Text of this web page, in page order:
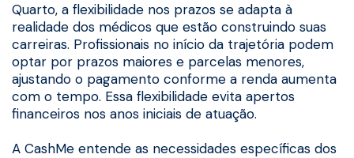
Quarto, a flexibilidade nos prazos se adapta à
realidade dos médicos que estão construindo suas
carreiras. Profissionais no início da trajetória podem
optar por prazos maiores e parcelas menores,
ajustando o pagamento conforme a renda aumenta
com o tempo. Essa flexibilidade evita apertos
financeiros nos anos iniciais de atuação.
A CashMe entende as necessidades específicas dos